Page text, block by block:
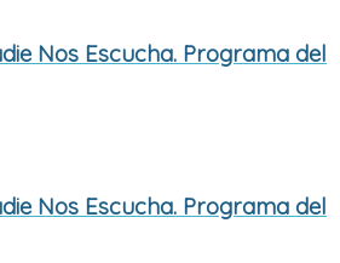
Nos Escucha. Programa del
Nos Escucha. Programa del